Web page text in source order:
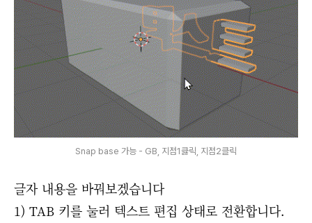
Snap base 가능 - GB, 지점1큻릭, 지점2클릭
글자 내용을 바꿔보겠습니다
1) TAB 키를 눌러 텍스트 편집 상태로 전환합니다.